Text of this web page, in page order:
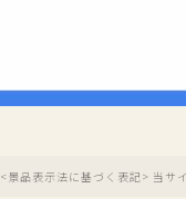
<景品表示法に基づく表記> 当サ